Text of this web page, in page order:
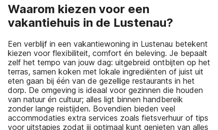
Waarom kiezen voor een
vakantiehuis in de Lustenau?
Een verblijf in een vakantiewoning in Lustenau betekent
kiezen voor flexibiliteit, comfort én beleving. Je bepaalt
zelf het tempo van jouw dag: uitgebreid ontbijten op het
terras, samen koken met lokale ingrediënten of juist uit
eten gaan bij één van de gezellige restaurants in het
dorp. De omgeving is ideaal voor gezinnen die houden
van natuur én cultuur; alles ligt binnen handbereik
zonder lange reistijden. Bovendien bieden veel
accommodaties extra services zoals fietsverhuur of tips
voor uitstapjes zodat jij optimaal kunt genieten van alles